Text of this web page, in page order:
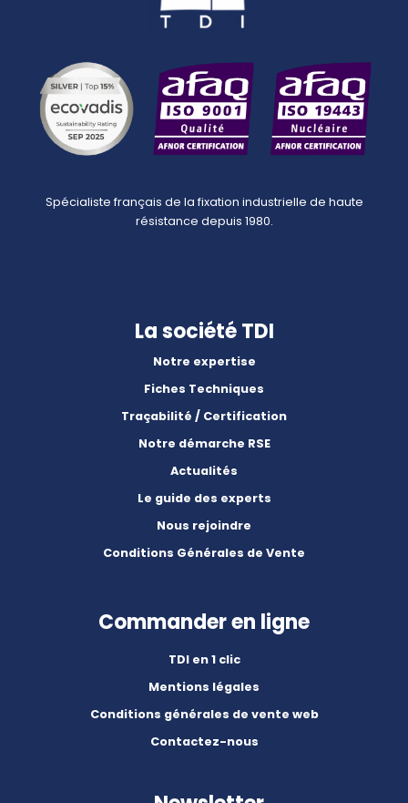
Spécialiste français de la fixation industrielle de haute
résistance depuis 1980.
La société TDI
Notre expertise
Fiches Techniques
Traçabilité / Certification
Notre démarche RSE
Actualités
Le guide des experts
Nous rejoindre
Conditions Générales de Vente
Commander en ligne
TDI en 1 clic
Mentions légales
Conditions générales de vente web
Contactez-nous